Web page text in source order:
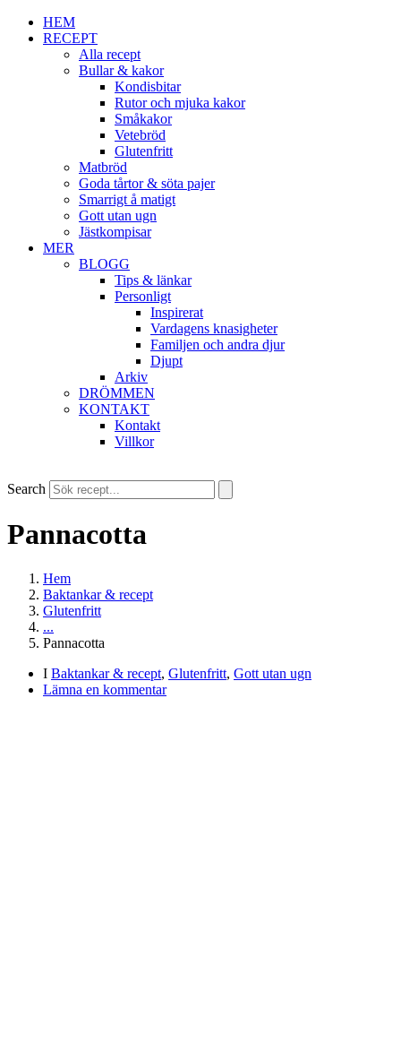
HEM
RECEPT
Alla recept
Bullar & kakor
Kondisbitar
Rutor och mjuka kakor
Småkakor
Vetebröd
Glutenfritt
Matbröd
Goda tårtor & söta pajer
Smarrigt å matigt
Gott utan ugn
Jästkompisar
MER
BLOGG
Tips & länkar
Personligt
Inspirerat
Vardagens knasigheter
Familjen och andra djur
Djupt
Arkiv
DRÖMMEN
KONTAKT
Kontakt
Villkor
Search
Pannacotta
Hem
Baktankar & recept
Glutenfritt
...
Pannacotta
I Baktankar & recept, Glutenfritt, Gott utan ugn
Lämna en kommentar